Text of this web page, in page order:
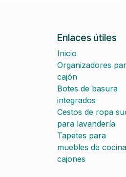
Enlaces útiles
Inicio
Organizadores
cajón
Botes de basura
integrados
Cestos de ropa
para lavandería
Tapetes para
muebles de
cajones